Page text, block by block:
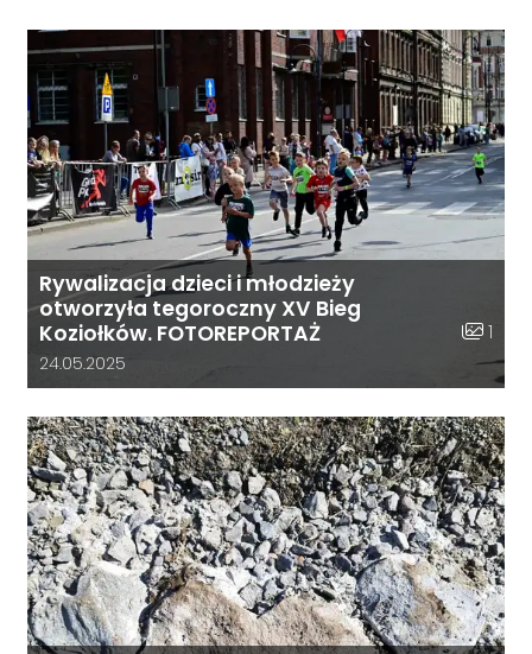
Rywalizacja dzieci i młodzieży
otworzyła tegoroczny XV Bieg
Koziołków. FOTOREPORTAŻ
Liczba
1
Data dodania galerii:
24.05.2025